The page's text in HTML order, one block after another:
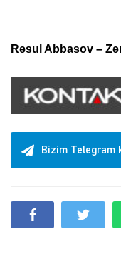
Rəsul Abbasov –
Bizim Telegram